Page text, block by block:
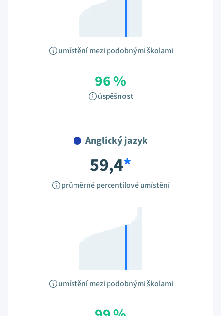
umístění mezi podobnými školami
96 %
úspěšnost
Anglický jazyk
59,4*
průměrné percentilové umístění
umístění mezi podobnými školami